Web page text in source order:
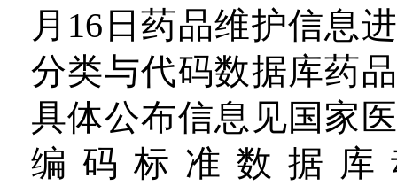
月16日药品维护信息
分类与代码数据库药
具体公布信息见国家
编码标准数据